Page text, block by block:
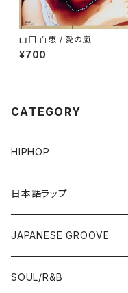
山口 百恵 / 愛の嵐
¥700
CATEGORY
HIPHOP
12"/7"
80'S OLD SCHOOL
EARLY 90'S MIDDLE〜
LP
80'S OLD SCHOOL
日本語ラップ
12"/7"
80'S OLD SCHOOL〜
LP
JAPANESE GROOVE
LP
SOUL/R&B